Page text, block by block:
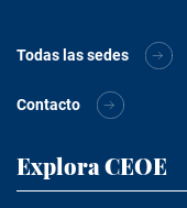
Todas las sedes
Contacto
Explora CEOE